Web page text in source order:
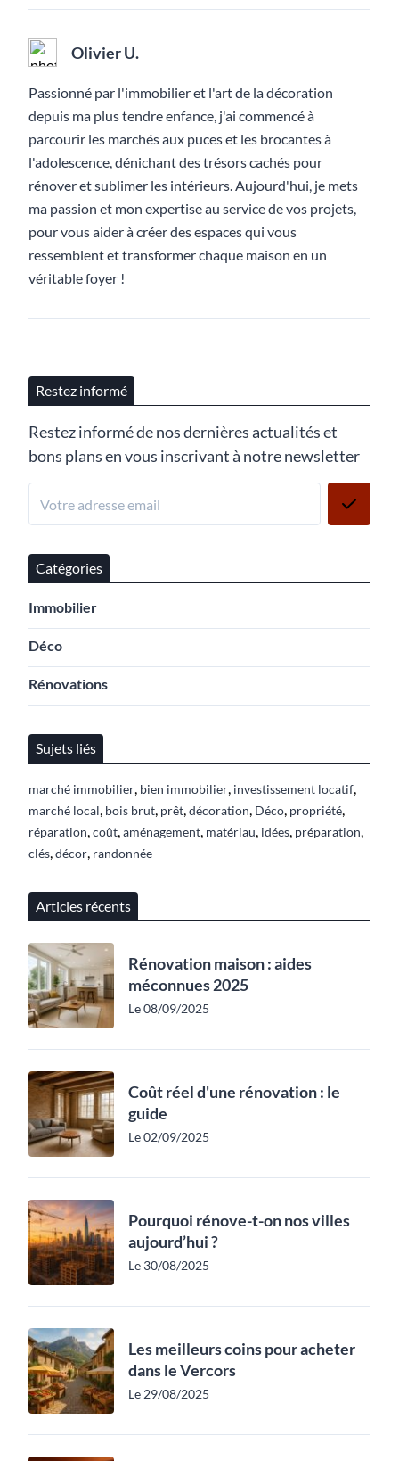
Olivier U.
Passionné par l'immobilier et l'art de la décoration
depuis ma plus tendre enfance, j'ai commencé à
parcourir les marchés aux puces et les brocantes à
l'adolescence, dénichant des trésors cachés pour
rénover et sublimer les intérieurs. Aujourd'hui, je mets
ma passion et mon expertise au service de vos projets,
pour vous aider à créer des espaces qui vous
ressemblent et transformer chaque maison en un
véritable foyer !
Restez informé
Restez informé de nos dernières actualités et
bons plans en vous inscrivant à notre newsletter
Catégories
Immobilier
Déco
Rénovations
Sujets liés
marché immobilier, bien immobilier, investissement locatif,
marché local, bois brut, prêt,décoration, Déco, propriété,
réparation,coût,aménagement, matériau, idées, préparation,
clés,décor, randonnée
Articles récents
Rénovation maison : aides
méconnues 2025
Le 08/09/2025
Coût réel d'une rénovation : le
guide
Le 02/09/2025
Pourquoi rénove-t-on nos villes
aujourd’hui ?
Le 30/08/2025
Les meilleurs coins pour acheter
dans le Vercors
Le 29/08/2025